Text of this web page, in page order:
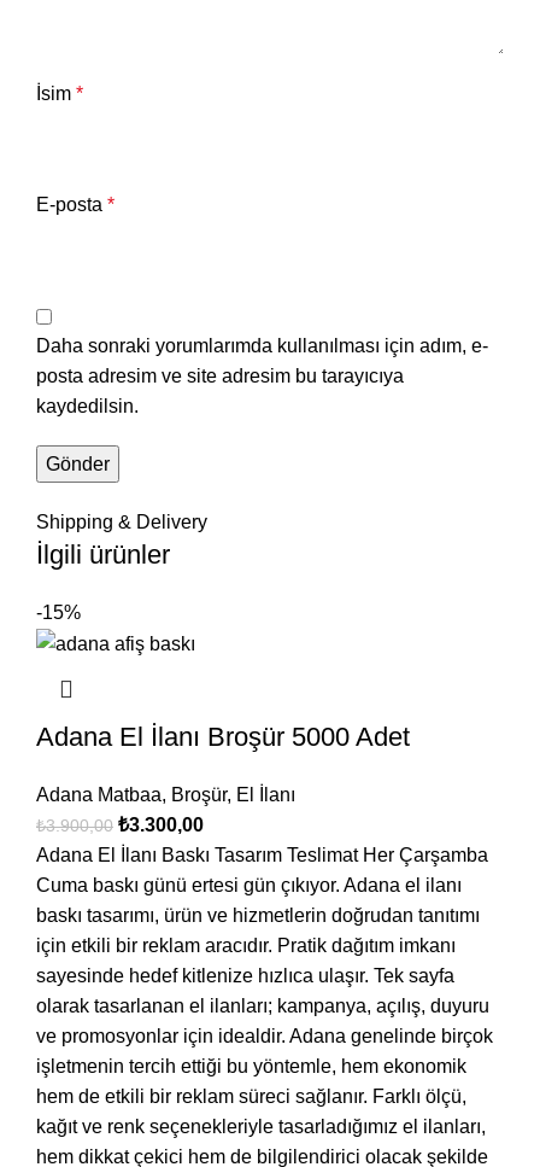
İsim *
E-posta *
Daha sonraki yorumlarımda kullanılması için adım, e-
posta adresim ve site adresim bu tarayıcıya
kaydedilsin.
Shipping & Delivery
İlgili ürünler
-15%
Adana El İlanı Broşür 5000 Adet
Adana Matbaa, Broşür, El İlanı
₺3.900,00 ₺3.300,00
Adana El İlanı Baskı Tasarım Teslimat Her Çarşamba
Cuma baskı günü ertesi gün çıkıyor. Adana el ilanı
baskı tasarımı, ürün ve hizmetlerin doğrudan tanıtımı
için etkili bir reklam aracıdır. Pratik dağıtım imkanı
sayesinde hedef kitlenize hızlıca ulaşır. Tek sayfa
olarak tasarlanan el ilanları; kampanya, açılış, duyuru
ve promosyonlar için idealdir. Adana genelinde birçok
işletmenin tercih ettiği bu yöntemle, hem ekonomik
hem de etkili bir reklam süreci sağlanır. Farklı ölçü,
kağıt ve renk seçenekleriyle tasarladığımız el ilanları,
hem dikkat çekici hem de bilgilendirici olacak şekilde